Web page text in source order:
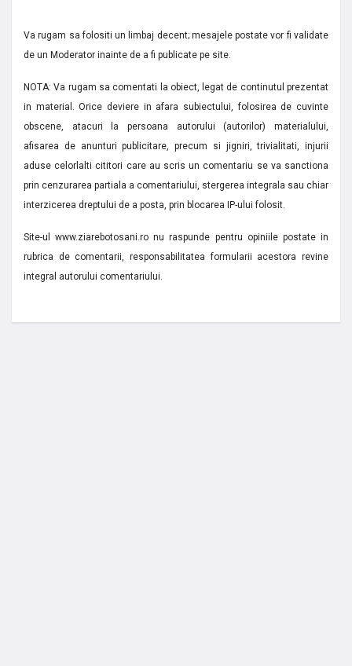
Va rugam sa folositi un limbaj decent; mesajele postate vor fi validate
de un Moderator inainte de a fi publicate pe site.
NOTA: Va rugam sa comentati la obiect, legat de continutul prezentat
in material. Orice deviere in afara subiectului, folosirea de cuvinte
obscene, atacuri la persoana autorului (autorilor) materialului,
afisarea de anunturi publicitare, precum si jigniri, trivialitati, injurii
aduse celorlalti cititori care au scris un comentariu se va sanctiona
prin cenzurarea partiala a comentariului, stergerea integrala sau chiar
interzicerea dreptului de a posta, prin blocarea IP-ului folosit.
Site-ul www.ziarebotosani.ro nu raspunde pentru opiniile postate in
rubrica de comentarii, responsabilitatea formularii acestora revine
integral autorului comentariului.